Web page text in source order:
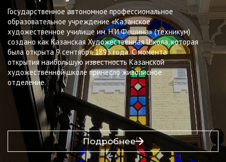
Государственное автономное профессиональное
образовательное учреждение «Казанское
художественное училище им. Н.И.Фешина» (техникум)
создано как Казанская Художественная Школа, которая
была открыта 9 сентября 1895 года. С момента
открытия наибольшую известность Казанской
художественной школе принесло живописное
отделение.
Подробнее